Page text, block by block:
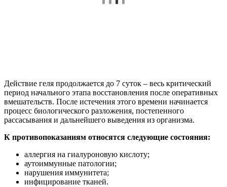
Действие геля продолжается до 7 суток – весь критический
период начального этапа восстановления после оперативных
вмешательств. После истечения этого времени начинается
процесс биологического разложения, постепенного
рассасывания и дальнейшего выведения из организма.
К противопоказаниям относятся следующие состояния:
аллергия на гиалуроновую кислоту;
аутоиммунные патологии;
нарушения иммунитета;
инфицирование тканей.